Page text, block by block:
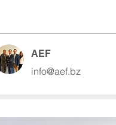
AEF
info@aef.bz